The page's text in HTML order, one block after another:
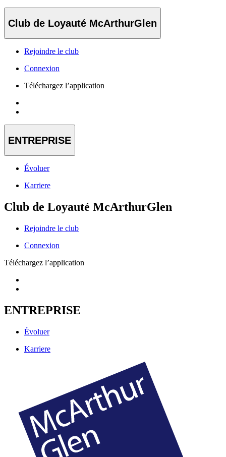
Club de Loyauté McArthurGlen
Rejoindre le club
Connexion
Téléchargez l’application
ENTREPRISE
Évoluer
Karriere
Club de Loyauté McArthurGlen
Rejoindre le club
Connexion
Téléchargez l’application
ENTREPRISE
Évoluer
Karriere